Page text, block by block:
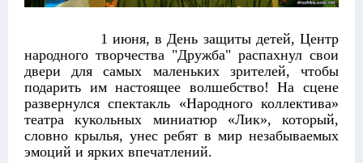
1 июня, в День защиты детей, Центр
народного творчества "Дружба" распахнул свои
двери для самых маленьких зрителей, чтобы
подарить им настоящее волшебство! На сцене
развернулся спектакль «Народного коллектива»
театра кукольных миниатюр «Лик», который,
словно крылья, унес ребят в мир незабываемых
эмоций и ярких впечатлений.